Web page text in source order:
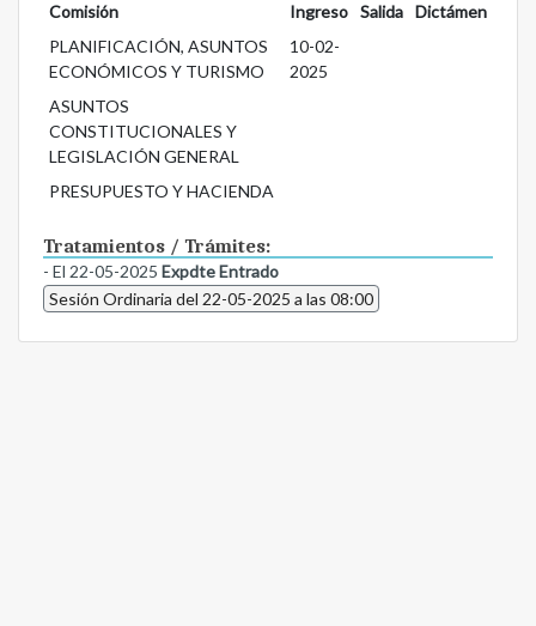
Comisión Ingreso Salida
Dictámen
PLANIFICACIÓN, ASUNTOS
ECONÓMICOS Y TURISMO
10-02-
2025
ASUNTOS
CONSTITUCIONALES Y
LEGISLACIÓN GENERAL
PRESUPUESTO Y HACIENDA
Tratamientos / Trámites:
- El 22-05-2025 Expdte Entrado
Sesión Ordinaria del 22-05-2025 a las 08:00